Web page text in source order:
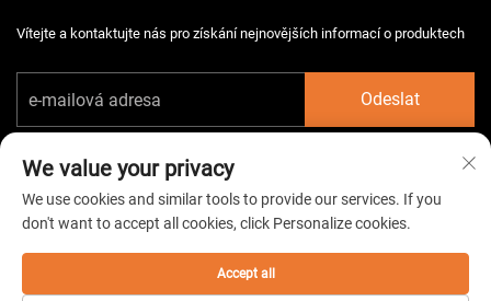
Vítejte a kontaktujte nás pro získání nejnovějších informací o produktech
Odeslat
Copyright © 2026 China Taizhou HarsMarg Electromechenical Co. Ltd.
Všechna práva vyhrazena. - Zásady ochrany soukromí
We value your privacy
We use cookies and similar tools to provide our services. If you
don't want to accept all cookies, click Personalize cookies.
Accept all